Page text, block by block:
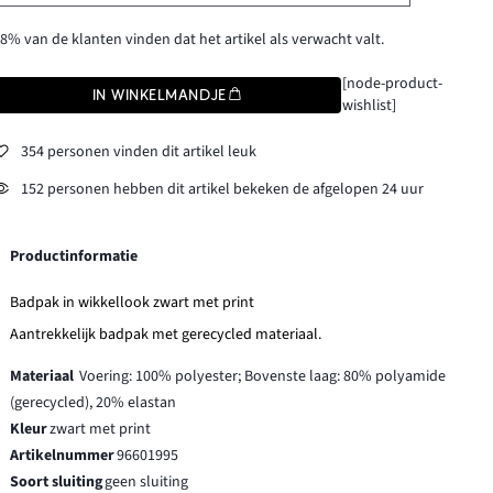
van de klanten vinden dat het artikel als verwacht valt.
IN WINKELMANDJE
[node-product-
wishlist]
354 personen vinden dit artikel leuk
152 personen hebben dit artikel bekeken de afgelopen 24 uur
Productinformatie
Badpak in wikkellook zwart met print
Aantrekkelijk badpak met gerecycled materiaal.
Materiaal Voering: 100% polyester; Bovenste laag: 80% polyamide
(gerecycled), 20% elastan
Kleurzwart met print
Artikelnummer96601995
Soort sluitinggeen sluiting